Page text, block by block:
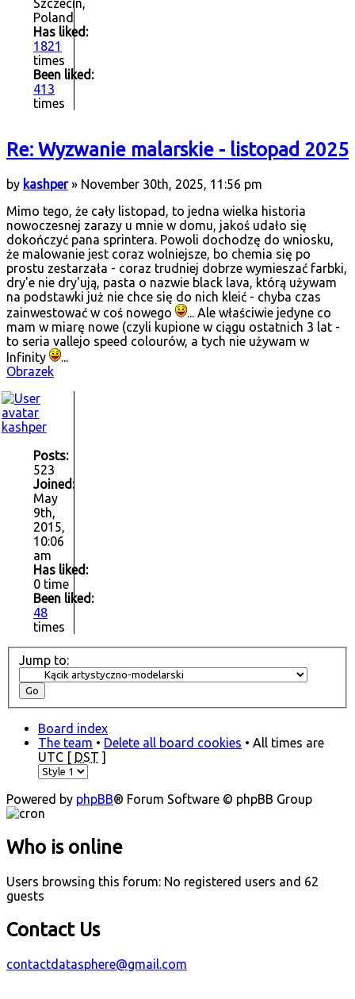
Szczecin,
Poland
Has liked:
1821
times
Been liked:
413
times
Re: Wyzwanie malarskie - listopad 2025
by kashper» November 30th, 2025, 11:56 pm
Mimo tego, że cały listopad, to jedna wielka historia
nowoczesnej zarazy u mnie w domu, jakoś udało się
dokończyć pana sprintera. Powoli dochodzę do wniosku,
że malowanie jest coraz wolniejsze, bo chemia się po
prostu zestarzała - coraz trudniej dobrze wymieszać farbki,
dry'e nie dry'ują, pasta o nazwie black lava, którą używam
na podstawki już nie chce się do nich kleić - chyba czas
zainwestować w coś nowego
... Ale właściwie jedyne co
mam w miarę nowe (czyli kupione w ciągu ostatnich 3 lat -
to seria vallejo speed colourów, a tych nie używam w
Infinity
...
Obrazek
kashper
Posts:
523
Joined:
May
9th,
2015,
10:06
am
Has liked:
0 time
Been liked:
48
times
Jump to:
Board index
The team • Delete all board cookies • All times are
UTC [ DST ]
Powered by phpBB® Forum Software © phpBB Group
Who is online
Users browsing this forum: No registered users and 62
guests
Contact Us
contactdatasphere@gmail.com